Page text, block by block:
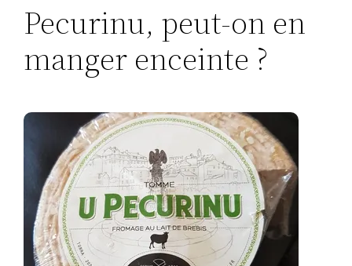
Pecurinu, peut-on en
manger enceinte ?